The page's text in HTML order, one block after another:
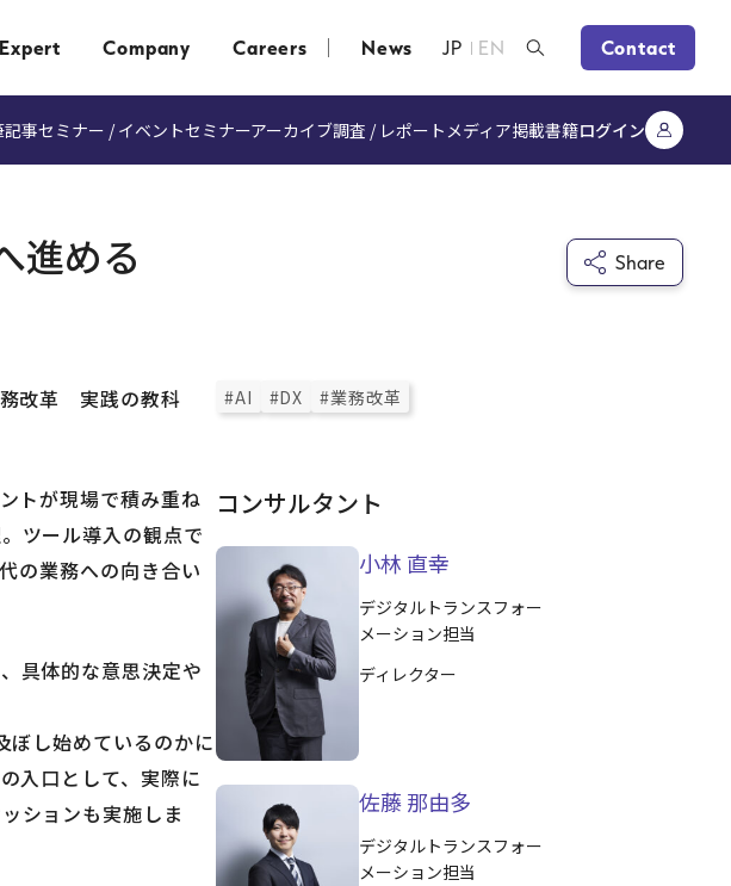
Expert Company Careers News EN
JP Contact
事セミナー / イベントセミナーアーカイブ調査 / レポート メディア掲載書籍ログイン
進める
Share
務改革 実践の教科
トが現場で積み重ね
ツール導入の観点で
の業務への向き合い
具体的な意思決定や
ぼし始めているのかに
入口として、実際に
ションも実施しま
#AI #DX #業務改革
コンサルタント
小林 直幸
デジタルトランスフォー
メーション担当
ディレクター
佐藤 那由多
デジタルトランスフォー
メーション担当